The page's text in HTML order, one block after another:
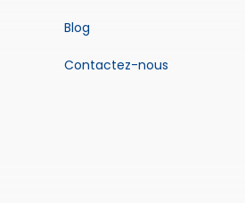
Blog
Contactez-nous